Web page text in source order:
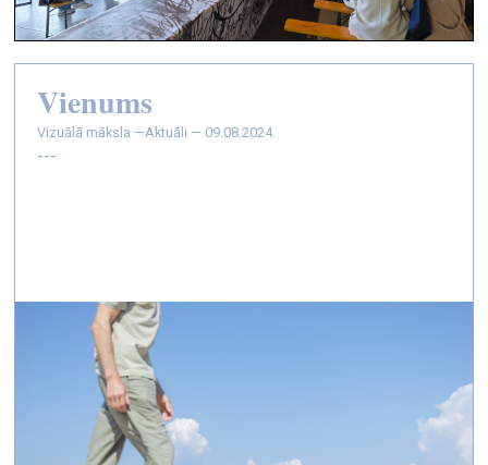
Vienums
vizuālā māksla —Aktuāli — 09.08.2024.
---